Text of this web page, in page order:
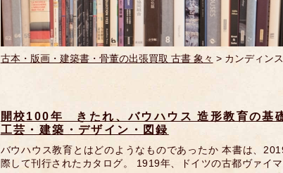
古本・版画・建築書・骨董の出張買取 古書 象々 > カンディン
開校100年 きたれ、バウハウス 造形教育の基
工芸・建築・デザイン・図録
バウハウス教育とはどのようなものであったか 本書は、
際して刊行されたカタログ。 1919年、ドイツの古都ヴァイ